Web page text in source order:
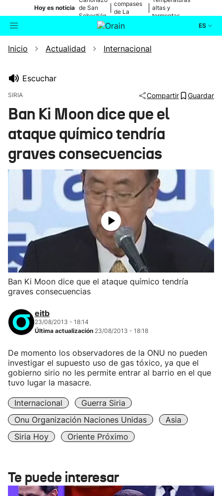
Hoy es noticia de San
Sebastián
compases
de La
altas y
tormentas
ES
Buscador Actualidad
Ikusmiran
Eguraldia
Inicio Actualidad Internacional
Escuchar
SIRIA Compartir Guardar
Ban Ki Moon dice que el
ataque químico tendría
graves consecuencias
Ban Ki Moon dice que el ataque químico tendría
graves consecuencias
eitb
23/08/2013 - 18:14
Última actualización 23/08/2013 - 18:18
De momento los observadores de la ONU no pueden
investigar el supuesto uso de gas tóxico, ya que el
gobierno sirio no les permite entrar al barrio en el que
tuvo lugar la masacre.
Internacional
Guerra Siria
Onu Organización Naciones Unidas
Asia
Siria Hoy
Oriente Próximo
Te puede interesar